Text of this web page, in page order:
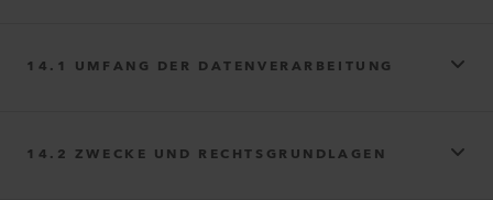
14.1 UMFANG DER DATENVERARBEITUNG
14.2 ZWECKE UND RECHTSGRUNDLAGEN